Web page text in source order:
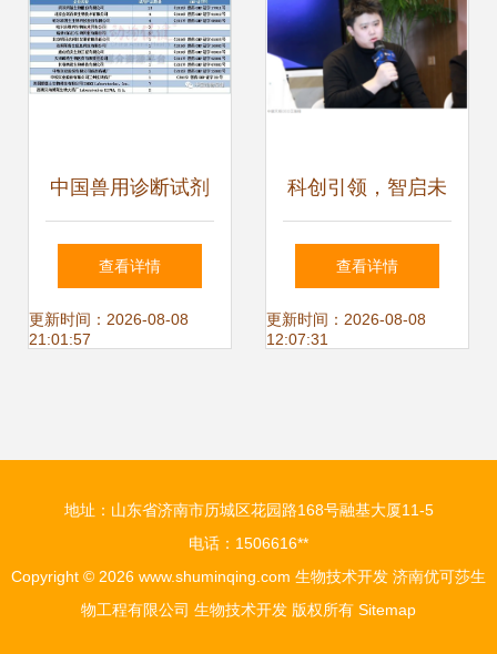
中国兽用诊断试剂
注册路径与技术开
发现状全景分析
查看详情
更新时间：2026-08-08
21:01:57
科创引领，智启未
来——2024胡润
U30中国创业先锋
查看详情
更新时间：2026-08-08
12:07:31
地址：山东省济南市历城区花园路168号融基大厦11-5
电话：1506616**
Copyright © 2026 www.shuminqing.com 生物技术开发 济南优可莎生
物工程有限公司 生物技术开发 版权所有 Sitemap